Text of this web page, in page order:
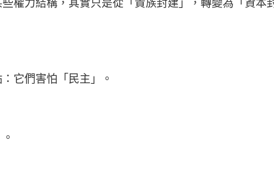
它們害怕 「民主」。